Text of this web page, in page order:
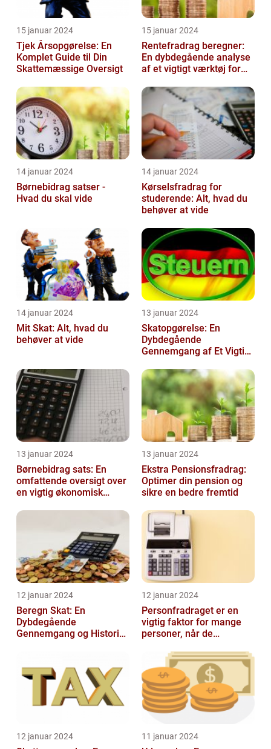
15 januar 2024
Tjek Årsopgørelse: En
Komplet Guide til Din
Skattemæssige Oversigt
15 januar 2024
Rentefradrag beregner:
En dybdegående analyse
af et vigtigt værktøj for
14 januar 2024
Børnebidrag satser -
Hvad du skal vide
14 januar 2024
Kørselsfradrag for
studerende: Alt, hvad du
behøver at vide
14 januar 2024
Mit Skat: Alt, hvad du
behøver at vide
13 januar 2024
Skatopgørelse: En
Dybdegående
Gennemgang af Et Vigtigt
Finansfolk
13 januar 2024
Børnebidrag sats: En
omfattende oversigt over
en vigtig økonomisk
13 januar 2024
Ekstra Pensionsfradrag:
Optimer din pension og
sikre en bedre fremtid
12 januar 2024
Beregn Skat: En
Dybdegående
Gennemgang og Historisk
12 januar 2024
Personfradraget er en
vigtig faktor for mange
personer, når de
til Skattem...
12 januar 2024 11 januar 2024